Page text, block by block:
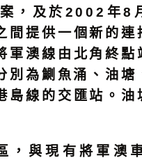
，及於2002年8
間提供一個新的連
軍澳線由北角終點
為鰂魚涌、油塘
島線的交匯站。油
，與現有將軍澳